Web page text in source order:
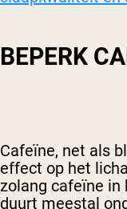
BEPERK
Cafeïne, net als
effect op het
zolang cafeïne in
duurt meestal